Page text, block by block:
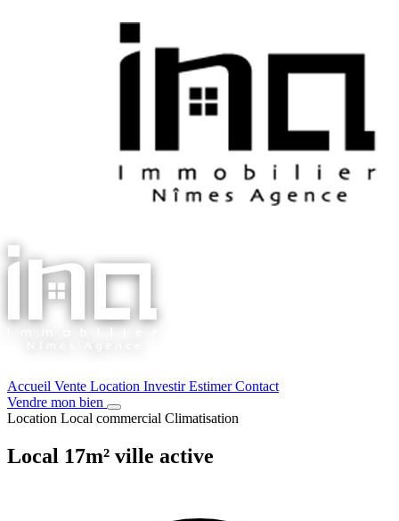
Accueil Vente Location InvestirEstimerContact
Vendre mon bien
Location Local commercial Climatisation
Local 17m² ville active